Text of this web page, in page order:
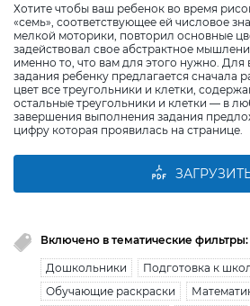
Хотите чтобы ваш ребенок во время
«семь», соответствующее ей числовое
мелкой моторики, повторил основные
задействовал свое абстрактное
именно то, что вам для этого нужно. Для
задания ребенку предлагается сначала
цвет все треугольники и клетки,
остальные треугольники и клетки — в
завершения выполнения задания
цифру которая проявилась на странице.
Включено в тематические фильтры:
Дошкольники Подготовка к
Обучающие раскраски